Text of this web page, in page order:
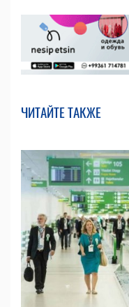
ЧИТАЙТЕ ТАКЖЕ